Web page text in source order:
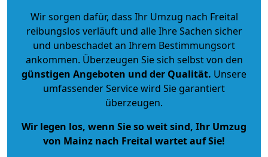
Wir sorgen dafür, dass Ihr Umzug nach Freital
reibungslos verläuft und alle Ihre Sachen sicher
und unbeschadet an Ihrem Bestimmungsort
ankommen. Überzeugen Sie sich selbst von den
günstigen Angeboten und der Qualität. Unsere
umfassender Service wird Sie garantiert
überzeugen.
Wir legen los, wenn Sie so weit sind, Ihr Umzug
von Mainz nach Freital wartet auf Sie!